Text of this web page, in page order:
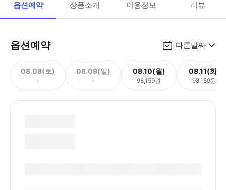
옵션예약 상품소개 이용정보 리뷰
옵션예약 다른날짜
08.08(토)
-
08.09(일)
-
08.10(월)
98,159원
08.11(화)
98,159원